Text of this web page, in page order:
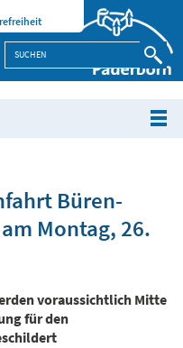
Büren-
Montag, 26.
voraussichtlich Mitte
für den